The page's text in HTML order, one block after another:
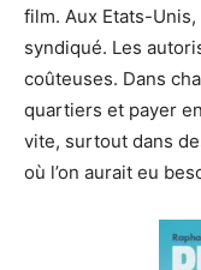
film. Aux Etats-
syndiqué. Les
coûteuses. Dans
quartiers et payer
vite, surtout dans
où l’on aurait eu